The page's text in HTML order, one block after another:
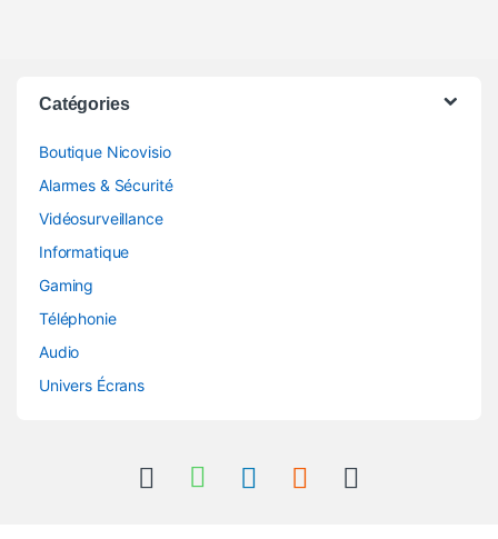
Catégories
Boutique Nicovisio
Alarmes & Sécurité
Vidéosurveillance
Informatique
Gaming
Téléphonie
Audio
Univers Écrans